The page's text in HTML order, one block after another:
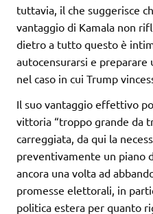
tuttavia, il che suggerisce
vantaggio di Kamala non
dietro a tutto questo è
autocensurarsi e preparare
nel caso in cui Trump
Il suo vantaggio effettivo
vittoria “troppo grande da
carreggiata, da qui la
preventivamente un piano
ancora una volta ad
promesse elettorali, in
politica estera per quanto